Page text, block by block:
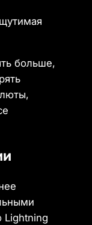
больше,
Lightning